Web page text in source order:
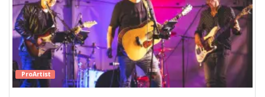
ProArtist